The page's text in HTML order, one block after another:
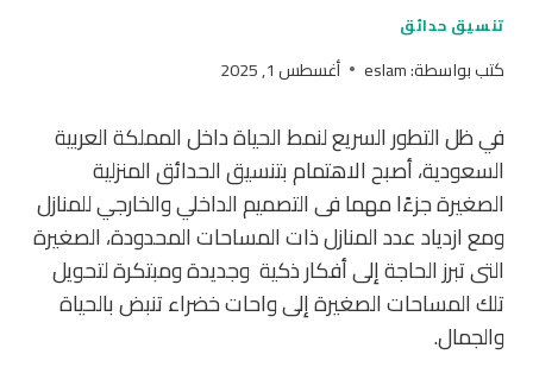
تنسيق حدائق
كتب بواسطة:eslam أغسطس 1, 2025
في ظل التطور السريع لنمط الحياة داخل المملكة العربية
السعودية، أصبح الاهتمام بتنسيق الحدائق المنزلية
الصغيرة جزءًا مهما فى التصميم الداخلي والخارجي للمنازل
ومع ازدياد عدد المنازل ذات المساحات المحدودة، الصغيرة
التى تبرز الحاجة إلى أفكار ذكية وجديدة ومبتكرة لتحويل
تلك المساحات الصغيرة إلى واحات خضراء تنبض بالحياة
والجمال.